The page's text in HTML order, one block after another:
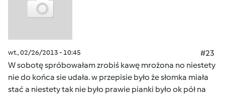
wt., 02/26/2013 - 10:45
#23
W sobotę spróbowałam zrobiś kawę mrożona no niestety
nie do końca sie udała. w przepisie było że słomka miała
stać a niestety tak nie było prawie pianki było ok pół na